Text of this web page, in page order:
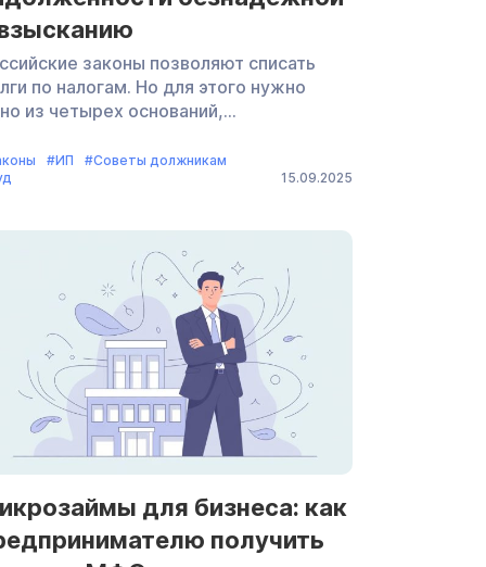
законы позволяют списать
по налогам. Но для этого нужно
из четырех оснований,
сразу: просто отсутствие денег
основанием не является. Как
безнадежной
— рассказываем в статье.
налоговая задолженность —
это значит по ст. 59 НК РФ
— это задолженность,
привела к формированию
сальдо (недоимки) […]
#ИП
#Советы должникам
15.09.2025
для бизнеса: как
получить